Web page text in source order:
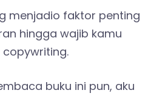
menjadio faktor penting
hingga wajib kamu
buku ini pun, aku